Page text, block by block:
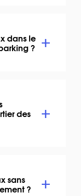
dans le
?
des
sans
?